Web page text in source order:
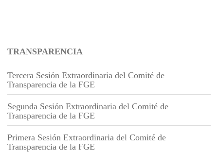
TRANSPARENCIA
Tercera Sesión Extraordinaria del Comité de
Transparencia de la FGE
Segunda Sesión Extraordinaria del Comité de
Transparencia de la FGE
Primera Sesión Extraordinaria del Comité de
Transparencia de la FGE